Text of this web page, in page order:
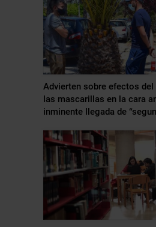
Advierten sobre efectos del
las mascarillas en la cara
inminente llegada de